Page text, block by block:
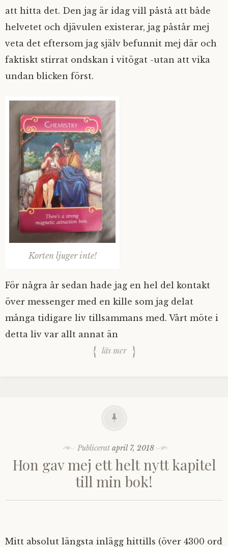
att hitta det. Den jag är idag vill påstå att både
helvetet och djävulen existerar, jag påstår mej
veta det eftersom jag själv befunnit mej där och
faktiskt stirrat ondskan i vitögat -utan att vika
undan blicken först.
Korten ljuger inte!
För några år sedan hade jag en hel del kontakt
över messenger med en kille som jag delat
många tidigare liv tillsammans med. Vårt möte i
detta liv var allt annat än
läs mer
Publicerat april 7, 2018
Hon gav mej ett helt nytt kapitel
till min bok!
Mitt absolut längsta inlägg hittills (över 4300 ord